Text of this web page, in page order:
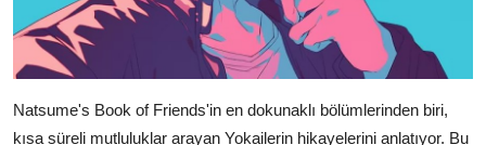
Natsume's Book of Friends'in en dokunaklı bölümlerinden biri,
kısa süreli mutluluklar arayan Yokailerin hikayelerini anlatıyor. Bu